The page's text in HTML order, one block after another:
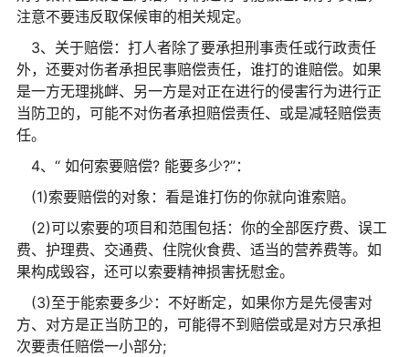
注意不要违反取保候审的相关规定。
3、关于赔偿：打人者除了要承担刑事责任或行政责任
外，还要对伤者承担民事赔偿责任，谁打的谁赔偿。如果
是一方无理挑衅、另一方是对正在进行的侵害行为进行正
当防卫的，可能不对伤者承担赔偿责任、或是减轻赔偿责
任。
4、“ 如何索要赔偿? 能要多少?”：
(1)索要赔偿的对象：看是谁打伤的你就向谁索赔。
(2)可以索要的项目和范围包括：你的全部医疗费、误工
费、护理费、交通费、住院伙食费、适当的营养费等。如
果构成毁容，还可以索要精神损害抚慰金。
(3)至于能索要多少：不好断定，如果你方是先侵害对
方、对方是正当防卫的，可能得不到赔偿或是对方只承担
次要责任赔偿一小部分;